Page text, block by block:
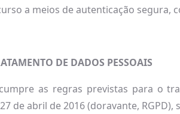
a meios de autenticação segura,
DE DADOS PESSOAIS
as regras previstas para o
de abril de 2016 (doravante,